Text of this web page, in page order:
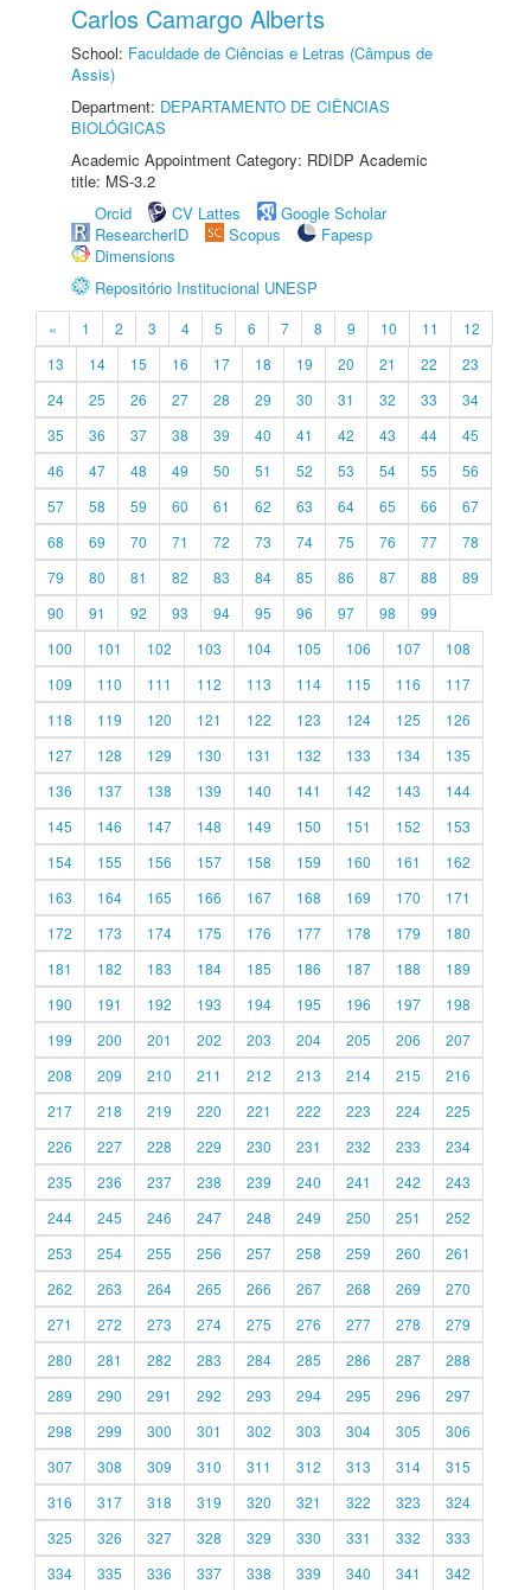
Carlos Camargo Alberts
School: Faculdade de Ciências e Letras (Câmpus de
Assis)
Department: DEPARTAMENTO DE CIÊNCIAS
BIOLÓGICAS
Academic Appointment Category: RDIDP Academic
title: MS-3.2
Orcid
CV Lattes
Google Scholar
ResearcherID
Scopus
Fapesp
Dimensions
Repositório Institucional UNESP
« 1 2 3 4 5 6 7 8 9 10 11
12
13
14 15 16 17 18 19 20 21 22
23
24
25 26 27 28 29 30 31 32 33
34
35
36 37 38 39 40 41 42 43 44
45
46
47 48 49 50 51 52 53 54 55
56
57
58 59 60 61 62 63 64 65 66
67
68
69 70 71 72 73 74 75 76 77
78
79
80 81 82 83 84 85 86 87 88
89
90
91 92 93 94 95 96 97 98
99
100
101 102 103 104 105 106 107
108
109
110 111 112 113 114 115 116
117
118
119 120 121 122 123 124 125
126
127
128 129 130 131 132 133 134
135
136
137 138 139 140 141 142 143
144
145
146 147 148 149 150 151 152
153
154
155 156 157 158 159 160 161
162
163
164 165 166 167 168 169 170
171
172
173 174 175 176 177 178 179
180
181
182 183 184 185 186 187 188
189
190
191 192 193 194 195 196 197
198
199
200 201 202 203 204 205 206
207
208
209 210 211 212 213 214 215
216
217
218 219 220 221 222 223 224
225
226
227 228 229 230 231 232 233
234
235
236 237 238 239 240 241 242
243
244
245 246 247 248 249 250 251
252
253
254 255 256 257 258 259 260
261
262
263 264 265 266 267 268 269
270
271
272 273 274 275 276 277 278
279
280
281 282 283 284 285 286 287
288
289
290 291 292 293 294 295 296
297
298
299 300 301 302 303 304 305
306
307
308 309 310 311 312 313 314
315
316
317 318 319 320 321 322 323
324
325
326 327 328 329 330 331 332
333
334
335 336 337 338 339 340 341 342